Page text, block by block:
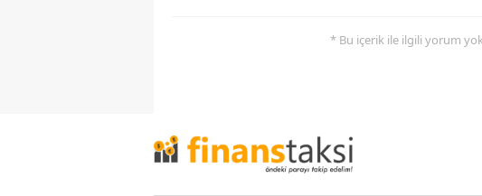
* Bu içerik ile ilgili yorum